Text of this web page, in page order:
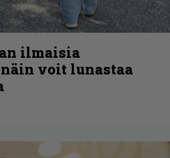
ilmaisia
voit lunastaa